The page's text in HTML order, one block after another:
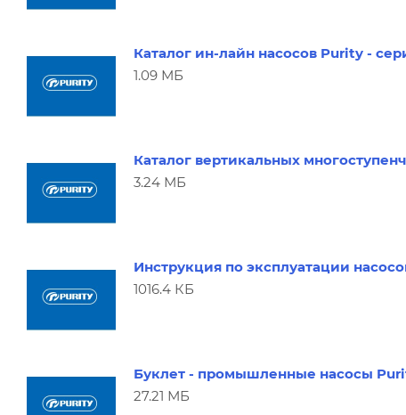
Каталог ин-лайн насосов Purity -
1.09 МБ
Каталог вертикальных
3.24 МБ
Инструкция по эксплуатации
1016.4 КБ
Буклет - промышленные насосы
27.21 МБ